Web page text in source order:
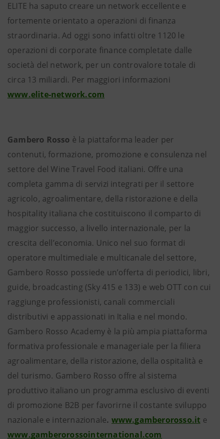
ELITE ha saputo creare un network eccellente e
fortemente orientato a operazioni di finanza
straordinaria. Ad oggi sono infatti oltre 1120 le
operazioni di corporate finance completate dalle
società del network, per un controvalore totale di
circa 13 miliardi. Per maggiori informazioni
www.elite-network.com
Gambero Rosso è la piattaforma leader per
contenuti, formazione, promozione e consulenza nel
settore del Wine Travel Food italiani. Offre una
completa gamma di servizi integrati per il settore
agricolo, agroalimentare, della ristorazione e della
hospitality italiana che costituiscono il comparto di
maggior successo, a livello internazionale, per la
crescita dell’economia. Unico nel suo format di
operatore multimediale e multicanale del settore,
Gambero Rosso possiede un’offerta di periodici, libri,
guide, broadcasting (Sky 415 e 133) e web OTT con cui
raggiunge professionisti, canali commerciali
distributivi e appassionati in Italia e nel mondo.
Gambero Rosso Academy è la più ampia piattaforma
formativa professionale e manageriale per la filiera
agroalimentare, della ristorazione, della ospitalità e
del turismo. Gambero Rosso offre al sistema
produttivo italiano un programma esclusivo di eventi
di promozione B2B per favorirne il costante sviluppo
nazionale e internazionale. www.gamberorosso.it e
www.gamberorossointernational.com